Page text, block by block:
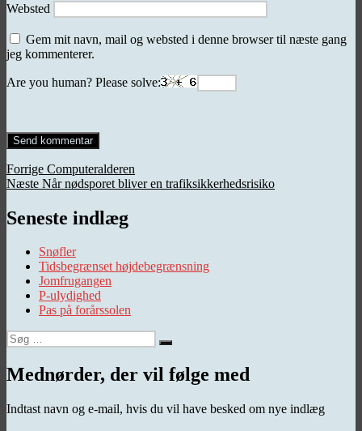
Websted
Gem mit navn, mail og websted i denne browser til næste gang
jeg kommenterer.
Are you human? Please solve:
Indlægsnavigation
Forrige Forrige
indlæg:
Computeralderen
Næste Næste
Når nødsporet bliver en trafiksikkerhedsrisiko
Seneste indlæg
Snøfler
Tidsbegrænset højdebegrænsning
Jomfrugangen
P-ulydighed
Pas på forårssolen
Søg
efter:
Søg
Mednørder, der vil følge med
Indtast navn og e-mail, hvis du vil have besked om nye indlæg